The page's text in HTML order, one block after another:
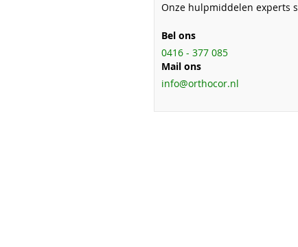
Onze hulpmiddelen experts
Bel ons
0416 - 377 085
Mail ons
info@orthocor.nl